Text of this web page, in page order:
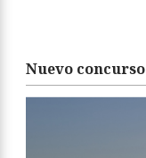
Nuevo concurso